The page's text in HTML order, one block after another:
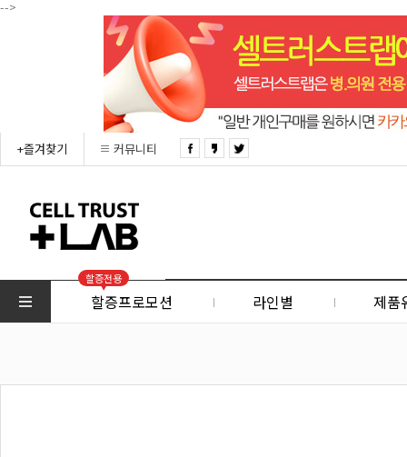
-->
+즐겨찾기 커뮤니티
할증전용
할증프로모션 라인별 제품